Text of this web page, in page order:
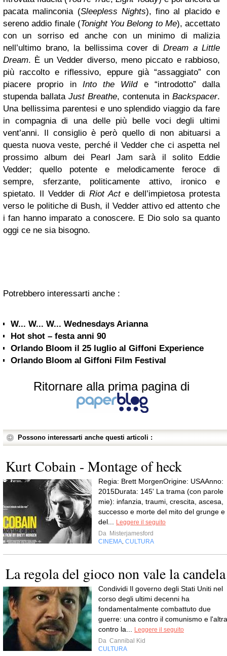
pacata malinconia (Sleepless Nights), fino al placido e
sereno addio finale (Tonight You Belong to Me), accettato
con un sorriso ed anche con un minimo di malizia
nell’ultimo brano, la bellissima cover di Dream a Little
Dream. È un Vedder diverso, meno piccato e rabbioso,
più raccolto e riflessivo, eppure già “assaggiato” con
piacere proprio in Into the Wilde “introdotto” dalla
stupenda ballata Just Breathe, contenuta in Backspacer.
Una bellissima parentesi e uno splendido viaggio da fare
in compagnia di una delle più belle voci degli ultimi
vent’anni. Il consiglio è però quello di non abituarsi a
questa nuova veste, perché il Vedder che ci aspetta nel
prossimo album dei Pearl Jam sarà il solito Eddie
Vedder; quello potente e melodicamente feroce di
sempre, sferzante, politicamente attivo, ironico e
spietato. Il Vedder di Riot Acte dell’impietosa protesta
verso le politiche di Bush, il Vedder attivo ed attento che
i fan hanno imparato a conoscere. E Dio solo sa quanto
oggi ce ne sia bisogno.
Potrebbero interessarti anche :
W... W... W... Wednesdays Arianna
Hot shot – festa anni 90
Orlando Bloom il 25 luglio al Giffoni Experience
Orlando Bloom al Giffoni Film Festival
Ritornare alla prima pagina di
Possono interessarti anche questi articoli :
Kurt Cobain - Montage of heck
Regia: Brett MorgenOrigine: USAAnno:
2015Durata: 145' La trama (con parole
mie): infanzia, traumi, crescita, ascesa,
successo e morte del mito del grunge e
del...
Leggere il seguito
Da Misterjamesford
CINEMA CULTURA
La regola del gioco non vale la candela
Condividi Il governo degli Stati Uniti nel
corso degli ultimi decenni ha
fondamentalmente combattuto due
guerre: una contro il comunismo e l'altra
contro la...
Leggere il seguito
Da Cannibal Kid
CULTURA